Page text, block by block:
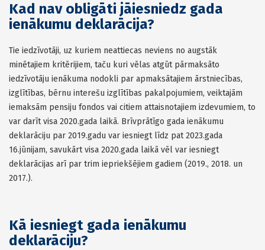
Kad nav obligāti jāiesniedz gada
ienākumu deklarācija?
Tie iedzīvotāji, uz kuriem neattiecas neviens no augstāk
minētajiem kritērijiem, taču kuri vēlas atgūt pārmaksāto
iedzīvotāju ienākuma nodokli par apmaksātajiem ārstniecības,
izglītības, bērnu interešu izglītības pakalpojumiem, veiktajām
iemaksām pensiju fondos vai citiem attaisnotajiem izdevumiem, to
var darīt visa 2020.gada laikā. Brīvprātīgo gada ienākumu
deklarāciju par 2019.gadu var iesniegt līdz pat 2023.gada
16.jūnijam, savukārt visa 2020.gada laikā vēl var iesniegt
deklarācijas arī par trim iepriekšējiem gadiem (2019., 2018. un
2017.).
Kā iesniegt gada ienākumu
deklarāciju?